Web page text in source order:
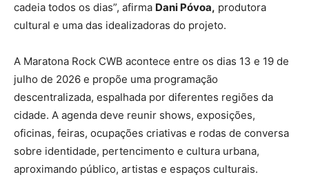
cadeia todos os dias”, afirma Dani Póvoa, produtora
cultural e uma das idealizadoras do projeto.
A Maratona Rock CWB acontece entre os dias 13 e 19 de
julho de 2026 e propõe uma programação
descentralizada, espalhada por diferentes regiões da
cidade. A agenda deve reunir shows, exposições,
oficinas, feiras, ocupações criativas e rodas de conversa
sobre identidade, pertencimento e cultura urbana,
aproximando público, artistas e espaços culturais.